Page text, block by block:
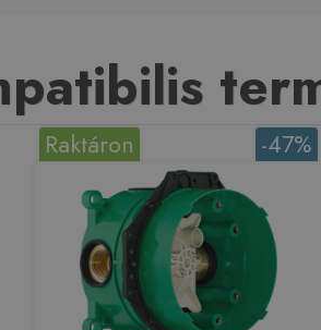
-47%
Raktáron